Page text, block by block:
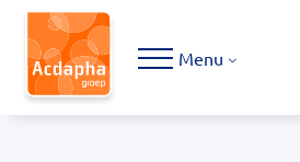
Hoofdmenu
Menu